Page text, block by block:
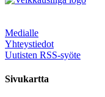
Medialle
Yhteystiedot
Uutisten RSS-syöte
Sivukartta